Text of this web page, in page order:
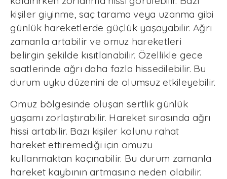
kişiler giyinme, saç tarama veya uzanma gibi
günlük hareketlerde güçlük yaşayabilir. Ağrı
zamanla artabilir ve omuz hareketleri
belirgin şekilde kısıtlanabilir. Özellikle gece
saatlerinde ağrı daha fazla hissedilebilir. Bu
durum uyku düzenini de olumsuz etkileyebilir.
Omuz bölgesinde oluşan sertlik günlük
yaşamı zorlaştırabilir. Hareket sırasında ağrı
hissi artabilir. Bazı kişiler kolunu rahat
hareket ettiremediği için omuzu
kullanmaktan kaçınabilir. Bu durum zamanla
hareket kaybının artmasına neden olabilir.